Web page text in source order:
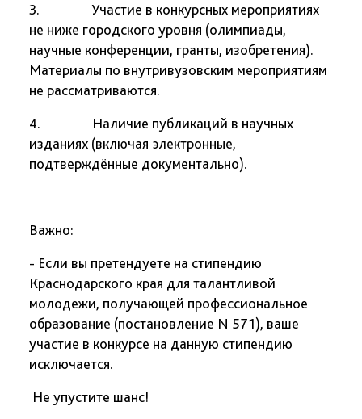
3. Участие в конкурсных мероприятиях
не ниже городского уровня (олимпиады,
научные конференции, гранты, изобретения).
Материалы по внутривузовским мероприятиям
не рассматриваются.
4. Наличие публикаций в научных
изданиях (включая электронные,
подтверждённые документально).
Важно:
- Если вы претендуете на стипендию
Краснодарского края для талантливой
молодежи, получающей профессиональное
образование (постановление N 571), ваше
участие в конкурсе на данную стипендию
исключается.
Не упустите шанс!